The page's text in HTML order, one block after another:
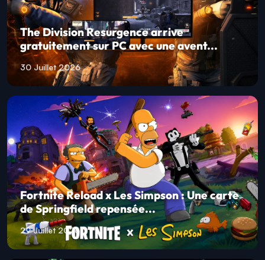
The Division Resurgence arrive
gratuitement sur PC avec une avent...
30 Juillet 2026
Fortnite Reload x Les Simpson : Une carte
de Springfield repensée...
29 Juillet 2026